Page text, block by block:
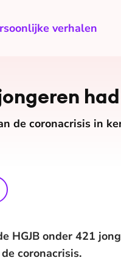
verhalen
de coronacrisis in
HGJB onder 421
coronacrisis.